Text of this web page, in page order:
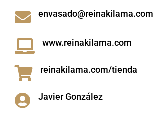
 envasado@reinakilama.com
 www.reinakilama.com
 reinakilama.com/tienda
 Javier González